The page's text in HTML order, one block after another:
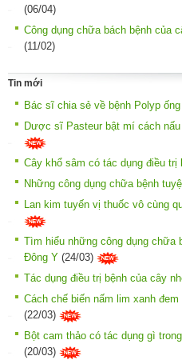
(06/04)
Công dụng chữa bách bệnh của
(11/02)
Tin mới
Bác sĩ chia sẻ về bệnh Polyp
Dược sĩ Pasteur bật mí cách
Cây khổ sâm có tác dụng điều trị
Những công dụng chữa bệnh
Lan kim tuyến vị thuốc vô cùng
Tìm hiểu những công dụng chữa
Đông Y (24/03)
Tác dụng điều trị bệnh của cây
Cách chế biến nấm lim xanh
(22/03)
Bột cam thảo có tác dụng gì
(20/03)